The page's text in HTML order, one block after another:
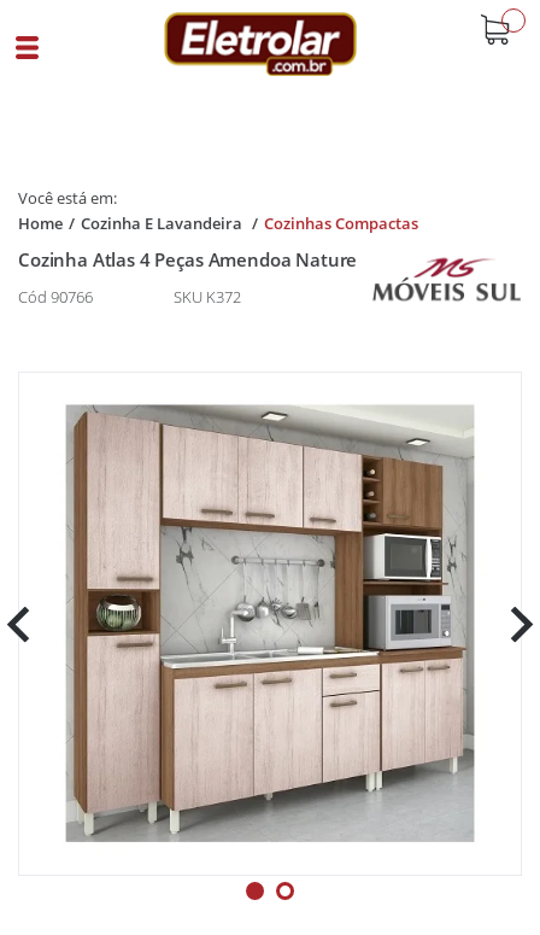
Home Cozinha E Lavandeira Cozinhas Compactas
Cozinha Atlas 4 Peças Amendoa Nature
Cód 90766 SKU K372